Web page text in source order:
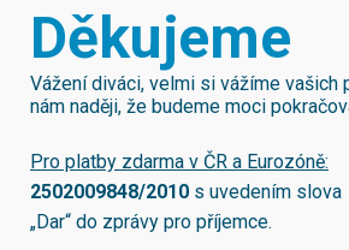
Děkujeme
Vážení diváci, velmi si vážíme vašich
nám naději, že budeme moci
Pro platby zdarma v ČR a Eurozóně:
2502009848/2010 s uvedením slova
„Dar“ do zprávy pro příjemce.